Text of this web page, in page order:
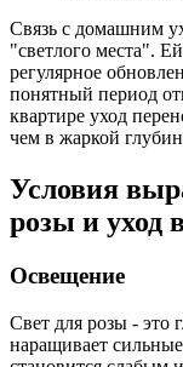
Связь с домашним
"светлого места".
регулярное
понятный период
квартире уход
чем в жаркой
Условия
розы и уход
Освещение
Свет для розы - это
наращивает